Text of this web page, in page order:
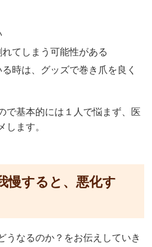
てしまう可能性がある
時は、グッズで巻き爪を良く
で基本的には１人で悩まず、医
します。
慢すると、悪化す
うなるのか？をお伝えしていき